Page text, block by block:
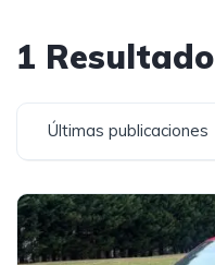
1 Resultado
Últimas publicaciones